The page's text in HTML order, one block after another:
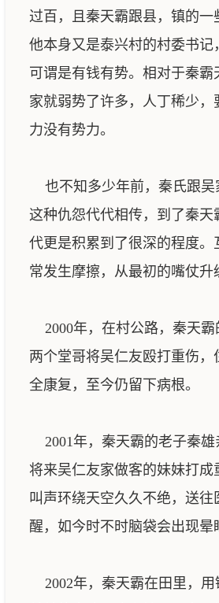
过百，且秦天霸跟县，镇的一
他本身又是泰兴村的村委书记
可谓是有钱有势。相对于秦霸
家就弱势了许多，人丁稀少，
力没有势力。
也不知多少年前，秦氏跟吴
这种仇怨代代相传，到了秦天
代更是积累到了很深的程度。
常发生摩擦，从最初的嘴仗升
2000年，在村公路，秦天霸
两个堂哥将吴仁友殴打重伤，
全康复，至今仍留下病根。
2001年，秦天霸的老子秦雄
将来吴仁友家做客的妹妹打成
叫声环绕天空久久不绝，送往
醒，如今时不时脑袋会出现晕
2002年，秦天霸在田里，用